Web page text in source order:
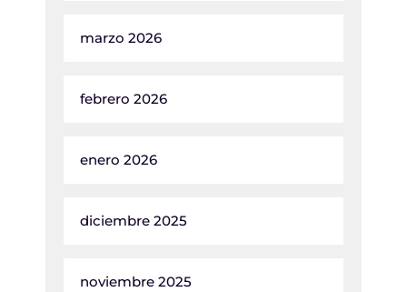
marzo 2026
febrero 2026
enero 2026
diciembre 2025
noviembre 2025